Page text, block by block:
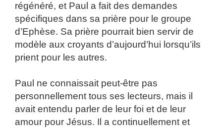
régénéré, et Paul a fait des demandes
spécifiques dans sa prière pour le groupe
d’Ephèse. Sa prière pourrait bien servir de
modèle aux croyants d’aujourd’hui lorsqu’ils
prient pour les autres.
Paul ne connaissait peut-être pas
personnellement tous ses lecteurs, mais il
avait entendu parler de leur foi et de leur
amour pour Jésus. Il a continuellement et